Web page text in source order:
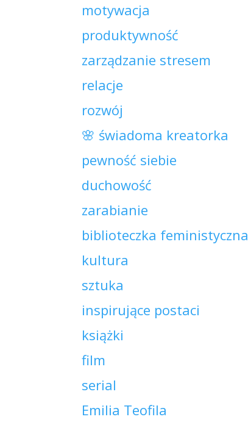
motywacja
produktywność
zarządzanie stresem
relacje
rozwój
🌸 świadoma kreatorka
pewność siebie
duchowość
zarabianie
biblioteczka feministyczna
kultura
sztuka
inspirujące postaci
książki
film
serial
Emilia Teofila